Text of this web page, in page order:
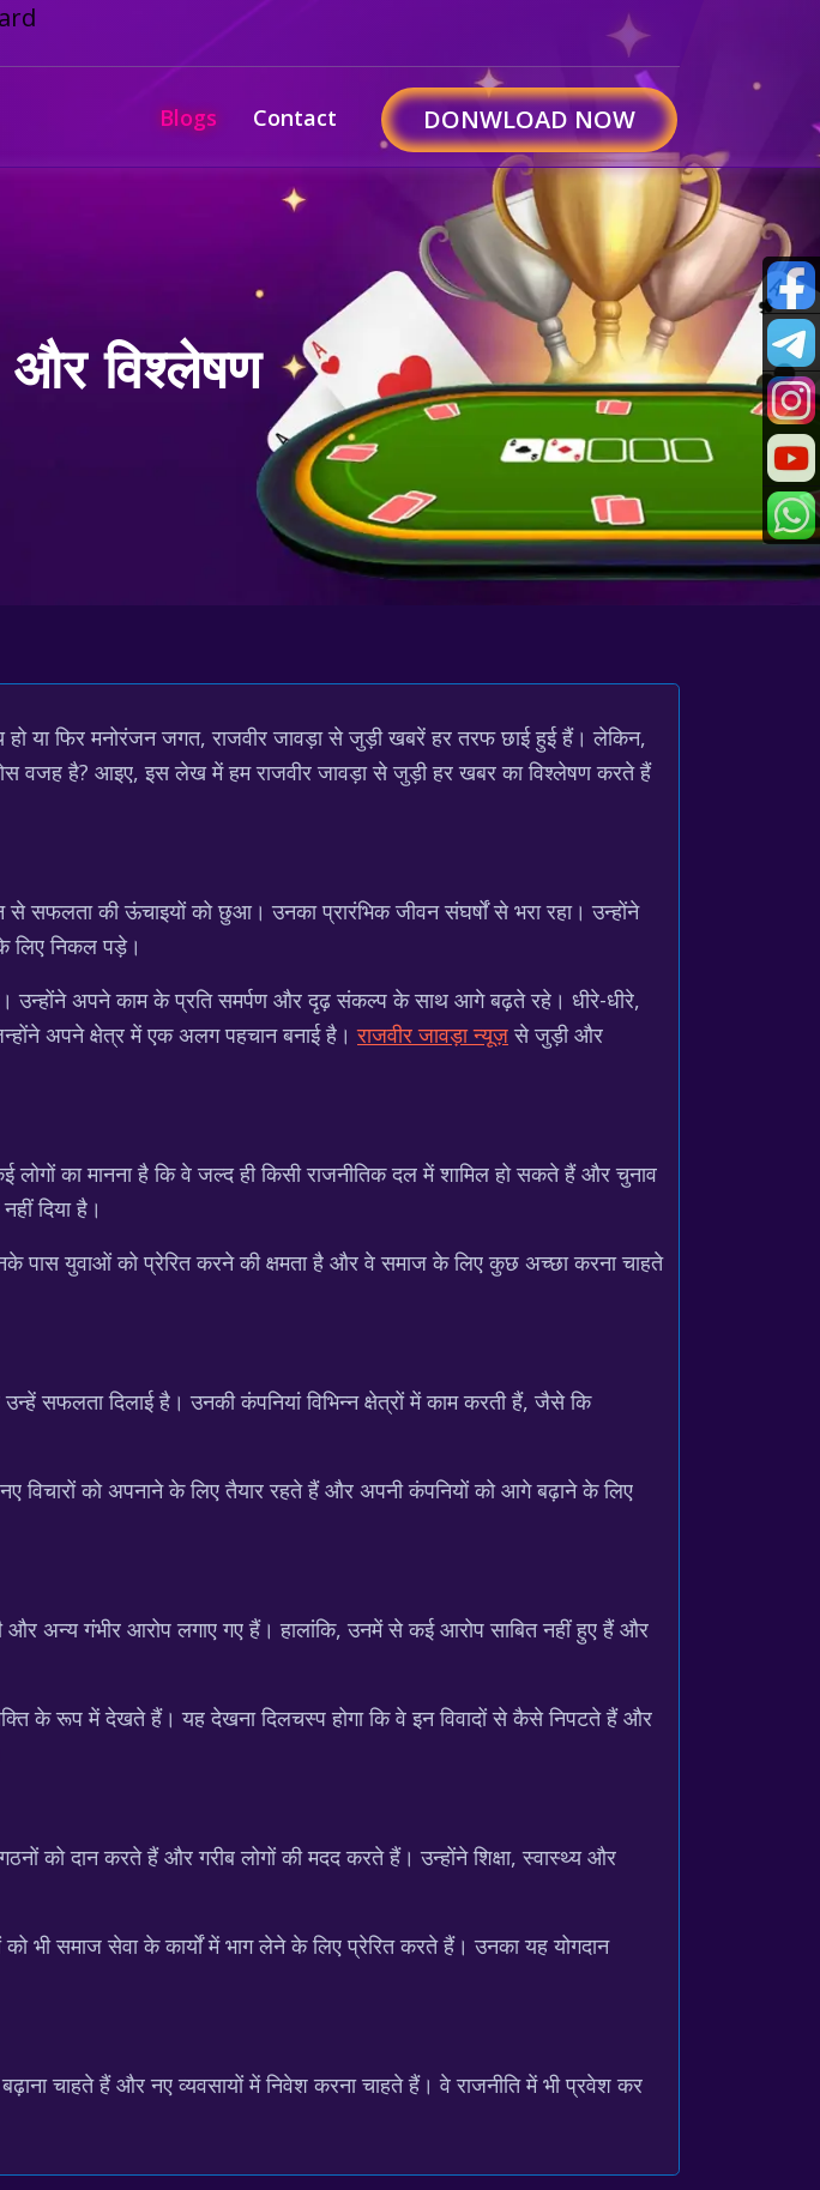
Blogs Contact DONWLOAD NOW
और विश्लेषण
हो या फिर मनोरंजन जगत, राजवीर जावड़ा से जुड़ी खबरें हर तरफ छाई हुई हैं। लेकिन,
वजह है? आइए, इस लेख में हम राजवीर जावड़ा से जुड़ी हर खबर का विश्लेषण करते हैं
सफलता की ऊंचाइयों को छुआ। उनका प्रारंभिक जीवन संघर्षों से भरा रहा। उन्होंने
लिए निकल पड़े।
उन्होंने अपने काम के प्रति समर्पण और दृढ़ संकल्प के साथ आगे बढ़ते रहे। धीरे-धीरे,
अपने क्षेत्र में एक अलग पहचान बनाई है।राजवीर जावड़ा न्यूज़से जुड़ी और
का मानना है कि वे जल्द ही किसी राजनीतिक दल में शामिल हो सकते हैं और चुनाव
दिया है।
पास युवाओं को प्रेरित करने की क्षमता है और वे समाज के लिए कुछ अच्छा करना चाहते
सफलता दिलाई है। उनकी कंपनियां विभिन्न क्षेत्रों में काम करती हैं, जैसे कि
विचारों को अपनाने के लिए तैयार रहते हैं और अपनी कंपनियों को आगे बढ़ाने के लिए
और अन्य गंभीर आरोप लगाए गए हैं। हालांकि, उनमें से कई आरोप साबित नहीं हुए हैं और
के रूप में देखते हैं। यह देखना दिलचस्प होगा कि वे इन विवादों से कैसे निपटते हैं और
को दान करते हैं और गरीब लोगों की मदद करते हैं। उन्होंने शिक्षा, स्वास्थ्य और
भी समाज सेवा के कार्यों में भाग लेने के लिए प्रेरित करते हैं। उनका यह योगदान
चाहते हैं और नए व्यवसायों में निवेश करना चाहते हैं। वे राजनीति में भी प्रवेश कर